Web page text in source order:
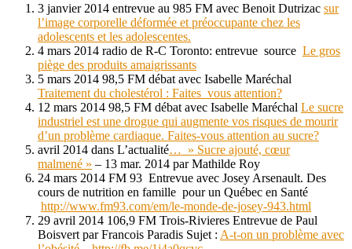
3 janvier 2014 entrevue au 985 FM avec Benoit Dutrizac sur
l’image corporelle déformée et préoccupante chez les
adolescents et les adolescentes.
4 mars 2014 radio de R-C Toronto: entrevue source Le gros
piège des produits amaigrissants
5 mars 2014 98,5 FM débat avec Isabelle Maréchal
Traitement du cholestérol : Faites_vous attention?
12 mars 2014 98,5 FM débat avec Isabelle Maréchal Le sucre
industriel est une drogue qui augmente vos risques de mourir
d’un problème cardiaque. Faites-vous attention au sucre?
avril 2014 dans L’actualité… » Sucre ajouté, cœur
malmené » – 13 mar. 2014 par Mathilde Roy
24 mars 2014 FM 93 Entrevue avec Josey Arsenault. Des
cours de nutrition en famille pour un Québec en Santé
http://www.fm93.com/em/le-monde-de-josey-943.html
29 avril 2014 106,9 FM Trois-Rivieres Entrevue de Paul
Boisvert par Francois Paradis Sujet : A-t-on un problème avec